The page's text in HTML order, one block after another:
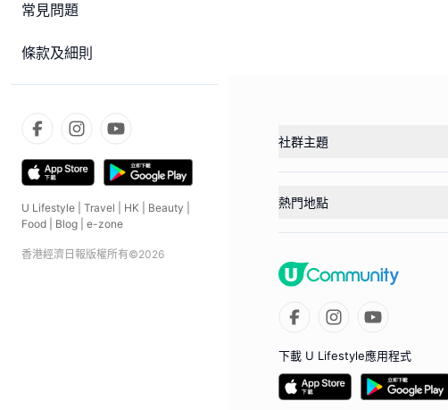
常見問題
條款及細則
U Lifestyle Travel HK Beauty
Food
Blog e-zone
香港經濟日報版權所有©2026
社群主題
熱門地點
下載 U Lifestyle應用程式